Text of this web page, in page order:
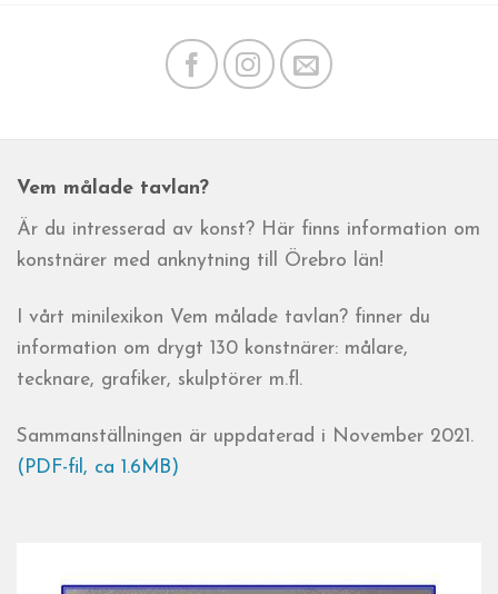
Vem målade tavlan?
Är du intresserad av konst? Här finns information om
konstnärer med anknytning till Örebro län!
I vårt minilexikon Vem målade tavlan? finner du
information om drygt 130 konstnärer: målare,
tecknare, grafiker, skulptörer m.fl.
Sammanställningen är uppdaterad i November 2021.
(PDF-fil, ca 1.6MB)